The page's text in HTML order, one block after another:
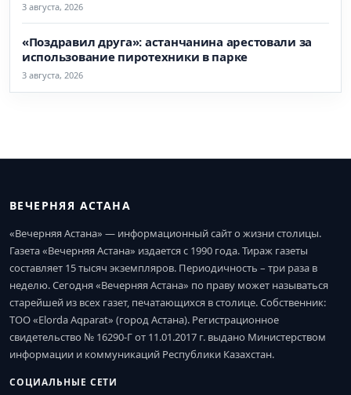
3 августа, 2026
«Поздравил друга»: астанчанина арестовали за
использование пиротехники в парке
3 августа, 2026
ВЕЧЕРНЯЯ АСТАНА
«Вечерняя Астана» — информационный сайт о жизни столицы.
Газета «Вечерняя Астана» издается с 1990 года. Тираж газеты
составляет 15 тысяч экземпляров. Периодичность – три раза в
неделю. Сегодня «Вечерняя Астана» по праву может называться
старейшей из всех газет, печатающихся в столице. Собственник:
ТОО «Elorda Aqparat» (город Астана). Регистрационное
свидетельство № 16290-Г от 11.01.2017 г. выдано Министерством
информации и коммуникаций Республики Казахстан.
СОЦИАЛЬНЫЕ СЕТИ